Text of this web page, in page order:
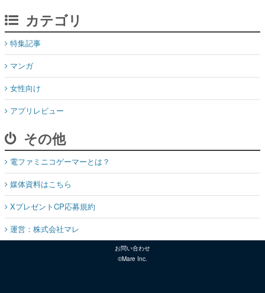
カテゴリ
特集記事
マンガ
女性向け
アプリレビュー
その他
電ファミニコゲーマーとは？
媒体資料はこちら
XプレゼントCP応募規約
運営：株式会社マレ
お問い合わせ
©Mare Inc.